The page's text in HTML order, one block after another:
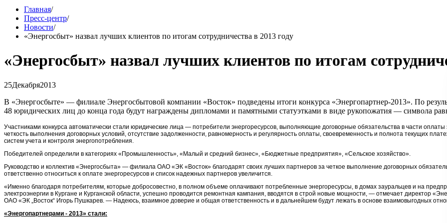
Главная/
Пресс-центр/
Новости/
«Энергосбыт» назвал лучших клиентов по итогам сотрудничества в 2013 году
«Энергосбыт» назвал лучших клиентов по итогам
25Декабря2013
В «Энергосбыте» — филиале Энергосбытовой компании «Восток» подведены итоги конкурса «Энергопартнер-2013». По
48 юридических лиц до конца года будут награждены дипломами и памятными статуэтками в виде рукопожатия — символа
Участниками конкурса автоматически стали юридические лица — потребители энергоресурсов, выполняющие договорные обязательства в части оплаты
четкость выполнения договорных условий, отсутствие задолженности, равномерность и регулярность оплаты, своевременность и полнота текущих
систем учета и контроля энергопотребления.
Победителей определили в категориях «Промышленность», «Малый и средний бизнес», «Бюджетные предприятия», «Сельское хозяйство».
Руководство и коллектив «Энергосбыта» — филиала ОАО «ЭК «Восток» благодарят своих лучших партнеров за четкое выполнение договорных
ответственно относиться к оплате энергоресурсов и список надежных партнеров увеличится.
«Именно благодаря потребителям, которые добросовестно, в полном объеме оплачивают потребленные энергоресурсы, в домах зауральцев и на
электроэнергии в Кургане и Курганской области, успешно проводится ремонтная кампания, вводятся в строй новые мощности, — отмечает директор
ОАО «ЭК „Восток“ Игорь Пушкарев. — Надеюсь, взаимное доверие и общая ответственность и в дальнейшем будут лежать в основе взаимовыгодных
«Энергопартнерами - 2013» стали: